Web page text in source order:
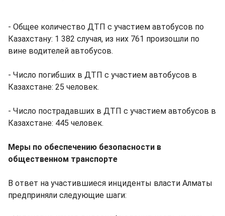
- Общее количество ДТП с участием автобусов по
Казахстану: 1 382 случая, из них 761 произошли по
вине водителей автобусов.
- Число погибших в ДТП с участием автобусов в
Казахстане: 25 человек.
- Число пострадавших в ДТП с участием автобусов в
Казахстане: 445 человек.
Меры по обеспечению безопасности в
общественном транспорте
В ответ на участившиеся инциденты власти Алматы
предприняли следующие шаги: